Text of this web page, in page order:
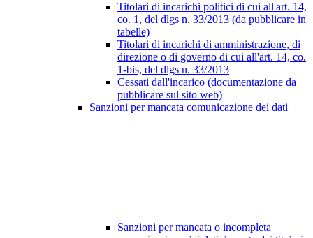
Titolari di incarichi politici di cui all'art. 14,
co. 1, del dlgs n. 33/2013 (da pubblicare in
tabelle)
Titolari di incarichi di amministrazione, di
direzione o di governo di cui all'art. 14, co.
1-bis, del dlgs n. 33/2013
Cessati dall'incarico (documentazione da
pubblicare sul sito web)
Sanzioni per mancata comunicazione dei dati
Sanzioni per mancata o incompleta